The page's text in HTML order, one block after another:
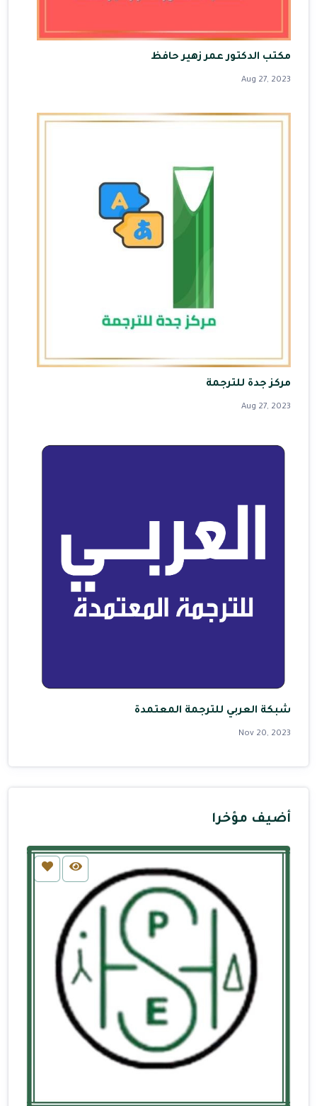
مكتب الدكتور عمر زهير حافظ
Aug 27, 2023
مركز جدة للترجمة
Aug 27, 2023
شبكة العربي للترجمة المعتمدة
Nov 20, 2023
أضيف مؤخرا